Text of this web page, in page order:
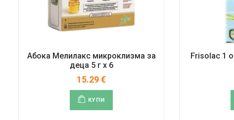
Абока Мелилакс микроклизма за
деца 5 г x 6
15.29€
КУПИ
Frisolac 1